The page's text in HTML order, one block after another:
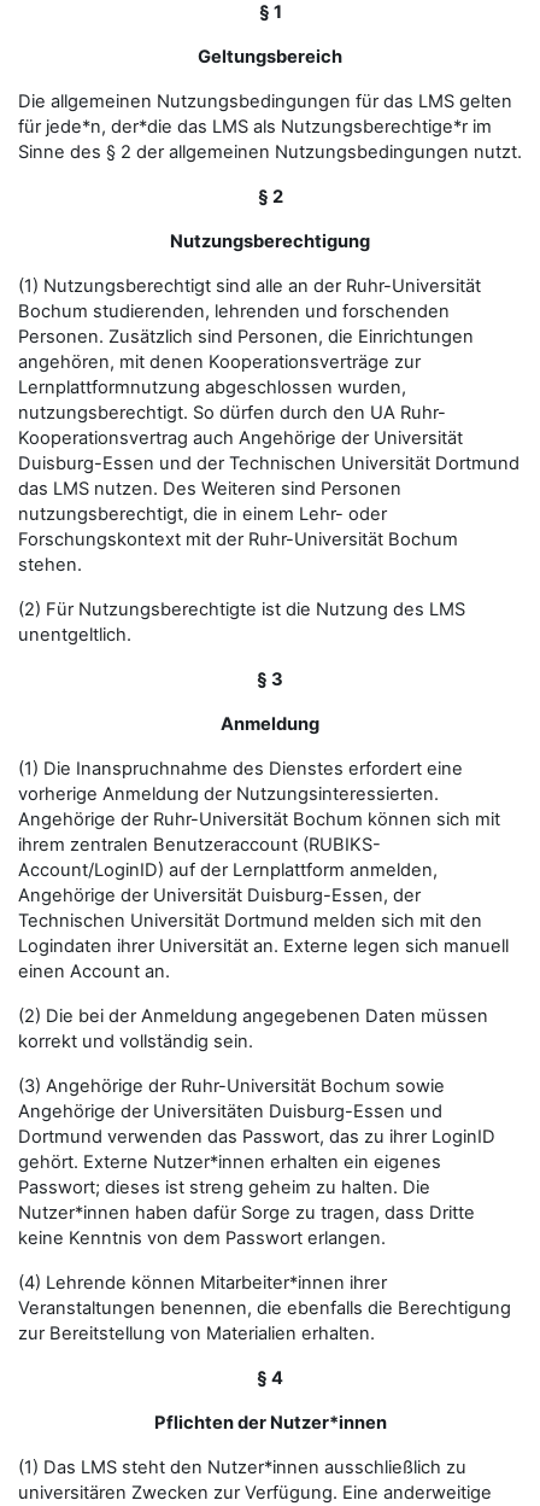
§ 1
Geltungsbereich
Die allgemeinen Nutzungsbedingungen für das LMS gelten
für jede*n, der*die das LMS als Nutzungsberechtige*r im
Sinne des § 2 der allgemeinen Nutzungsbedingungen nutzt.
§ 2
Nutzungsberechtigung
(1) Nutzungsberechtigt sind alle an der Ruhr-Universität
Bochum studierenden, lehrenden und forschenden
Personen. Zusätzlich sind Personen, die Einrichtungen
angehören, mit denen Kooperationsverträge zur
Lernplattformnutzung abgeschlossen wurden,
nutzungsberechtigt. So dürfen durch den UA Ruhr-
Kooperationsvertrag auch Angehörige der Universität
Duisburg-Essen und der Technischen Universität Dortmund
das LMS nutzen. Des Weiteren sind Personen
nutzungsberechtigt, die in einem Lehr- oder
Forschungskontext mit der Ruhr-Universität Bochum
stehen.
(2) Für Nutzungsberechtigte ist die Nutzung des LMS
unentgeltlich.
§ 3
Anmeldung
(1) Die Inanspruchnahme des Dienstes erfordert eine
vorherige Anmeldung der Nutzungsinteressierten.
Angehörige der Ruhr-Universität Bochum können sich mit
ihrem zentralen Benutzeraccount (RUBIKS-
Account/LoginID) auf der Lernplattform anmelden,
Angehörige der Universität Duisburg-Essen, der
Technischen Universität Dortmund melden sich mit den
Logindaten ihrer Universität an. Externe legen sich manuell
einen Account an.
(2) Die bei der Anmeldung angegebenen Daten müssen
korrekt und vollständig sein.
(3) Angehörige der Ruhr-Universität Bochum sowie
Angehörige der Universitäten Duisburg-Essen und
Dortmund verwenden das Passwort, das zu ihrer LoginID
gehört. Externe Nutzer*innen erhalten ein eigenes
Passwort; dieses ist streng geheim zu halten. Die
Nutzer*innen haben dafür Sorge zu tragen, dass Dritte
keine Kenntnis von dem Passwort erlangen.
(4) Lehrende können Mitarbeiter*innen ihrer
Veranstaltungen benennen, die ebenfalls die Berechtigung
zur Bereitstellung von Materialien erhalten.
§ 4
Pflichten der Nutzer*innen
(1) Das LMS steht den Nutzer*innen ausschließlich zu
universitären Zwecken zur Verfügung. Eine anderweitige